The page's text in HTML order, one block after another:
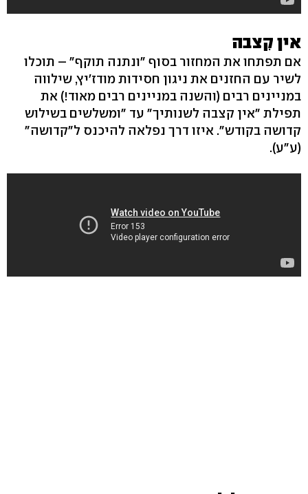
אין קִצבה
אם תפתחו את המחזור בסוף "ונתנה תוקף" – תוכלו
לשיר עם החזנים את ניגון חסידות מודז'יץ, שילווה
במניינים רבים (והשנה במניינים רבים מאוד!) את
תפילת "אין קצבה לשנותיך" עד "ומשלשים בשילוש
קדושה בקודש". איזו דרך נפלאה להיכנס ל"קדושה"
(ע"ע).